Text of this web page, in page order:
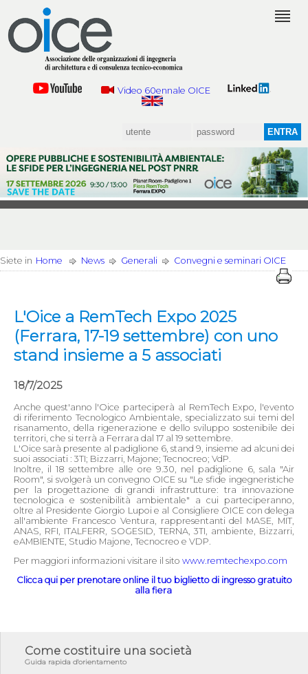
Video 60ennale OICE
Siete in Home News Generali Convegni e seminari OICE
L'Oice a RemTech Expo 2025
(Ferrara, 17-19 settembre) con uno
stand insieme a 5 associati
18/7/2025
Anche quest'anno l'Oice parteciperà al RemTech Expo, l'evento
di riferimento Tecnologico Ambientale, specializzato sui temi del
risanamento, della rigenerazione e dello sviluppo sostenibile dei
territori, che si terrà a Ferrara dal 17 al 19 settembre.
L'Oice sarà presente al padiglione 6, stand 9, insieme ad alcuni dei
suoi associati : 3TI; Bizzarri, Majone; Tecnocreo; VdP.
Inoltre, il 18 settembre alle ore 9.30, nel padiglione 6, sala "Air
Room", si svolgerà un convegno OICE su "Le sfide ingegneristiche
per la progettazione di grandi infrastrutture: tra innovazione
tecnologica e sostenibilità ambientale" a cui parteciperanno,
oltre al Presidente Giorgio Lupoi e al Consigliere OICE con delega
all'ambiente Francesco Ventura, rappresentanti del MASE, MIT,
ANAS, RFI, ITALFERR, SOGESID, TERNA, 3TI, ambiente, Bizzarri,
eAMBIENTE, Studio Majone, Tecnocreo e VDP.
Per maggiori informazioni visitare il sito www.remtechexpo.com
Clicca qui per prenotare online il tuo biglietto di ingresso gratuito
alla fiera
Come costituire una società
Guida rapida d'orientamento